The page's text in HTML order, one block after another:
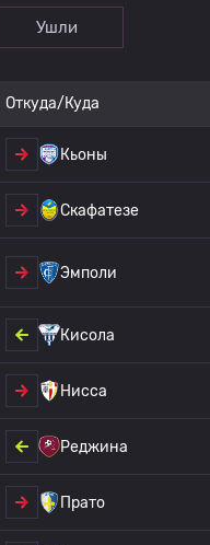
Ушли
Откуда/Куда
Кьоны
Скафатезе
Эмполи
Кисола
Нисса
Реджина
Прато